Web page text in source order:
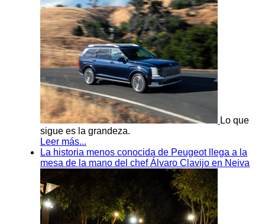
Lo que
sigue es la grandeza.
Leer más...
La historia menos conocida de Peugeot llega a la
mesa de la mano del chef Álvaro Clavijo en Neiva